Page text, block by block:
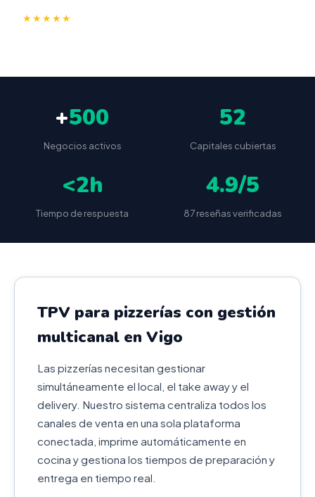
★★★★★
+500
Negocios activos
52
Capitales cubiertas
<2h
Tiempo de respuesta
4.9/5
87 reseñas verificadas
TPV para pizzerías con gestión
multicanal en Vigo
Las pizzerías necesitan gestionar
simultáneamente el local, el take away y el
delivery. Nuestro sistema centraliza todos los
canales de venta en una sola plataforma
conectada, imprime automáticamente en
cocina y gestiona los tiempos de preparación y
entrega en tiempo real.